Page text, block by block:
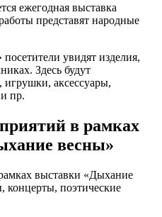
ежегодная выставка
представят народные
увидят изделия,
Здесь будут
аксессуары,
пр.
в рамках
весны»
выставки «Дыхание
концерты, поэтические